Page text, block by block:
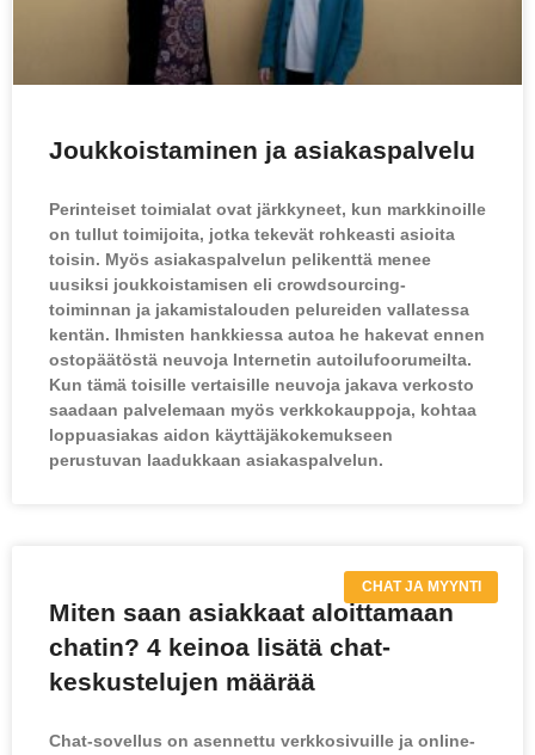
Joukkoistaminen ja asiakaspalvelu
Perinteiset toimialat ovat järkkyneet, kun markkinoille
on tullut toimijoita, jotka tekevät rohkeasti asioita
toisin. Myös asiakaspalvelun pelikenttä menee
uusiksi joukkoistamisen eli crowdsourcing-
toiminnan ja jakamistalouden pelureiden vallatessa
kentän. Ihmisten hankkiessa autoa he hakevat ennen
ostopäätöstä neuvoja Internetin autoilufoorumeilta.
Kun tämä toisille vertaisille neuvoja jakava verkosto
saadaan palvelemaan myös verkkokauppoja, kohtaa
loppuasiakas aidon käyttäjäkokemukseen
perustuvan laadukkaan asiakaspalvelun.
CHAT JA MYYNTI
Miten saan asiakkaat aloittamaan
chatin? 4 keinoa lisätä chat-
keskustelujen määrää
Chat-sovellus on asennettu verkkosivuille ja online-